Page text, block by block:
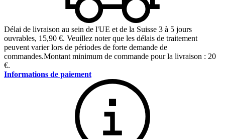
Délai de livraison au sein de l'UE et de la Suisse 3 à 5 jours
ouvrables, 15,90 €. Veuillez noter que les délais de traitement
peuvent varier lors de périodes de forte demande de
commandes.Montant minimum de commande pour la livraison : 20
€.
Informations de paiement